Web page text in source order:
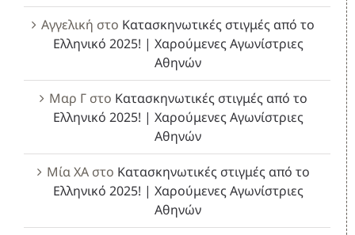
Αγγελική στο Κατασκηνωτικές στιγμές από το
Ελληνικό 2025! | Χαρούμενες Αγωνίστριες
Αθηνών
Μαρ Γστο Κατασκηνωτικές στιγμές από το
Ελληνικό 2025! | Χαρούμενες Αγωνίστριες
Αθηνών
Μία ΧΑστο Κατασκηνωτικές στιγμές από το
Ελληνικό 2025! | Χαρούμενες Αγωνίστριες
Αθηνών